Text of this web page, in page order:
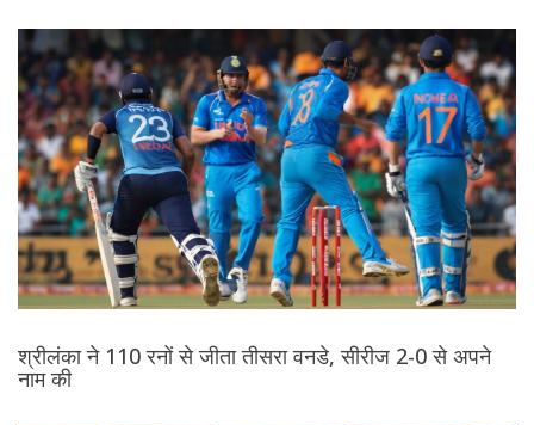
श्रीलंका ने 110 रनों से जीता तीसरा वनडे, सीरीज 2-0 से अपने
नाम की